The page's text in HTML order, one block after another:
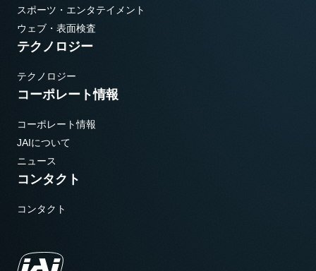
スポーツ・エンタテイメント
ウェブ・表面検査
テクノロジー
テクノロジー
コーポレート情報
コーポレート情報
JAIについて
ニュース
コンタクト
コンタクト